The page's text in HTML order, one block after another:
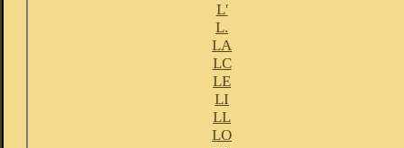
L'
L.
LA
LC
LE
LI
LL
LO